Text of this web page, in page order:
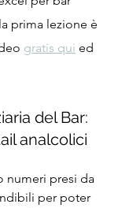
prima lezione è
gratis qui ed
del Bar:
analcolici
numeri presi da
per poter